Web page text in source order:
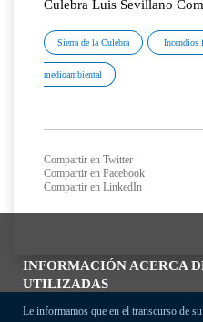
INFORMACIÓN ACERCA
UTILIZADAS
Le informamos que en el transcurso de
Culebra Luis Sevillano
Sierra de la Culebra Incendios
medioambiental
Compartir en Twitter
Compartir en Facebook
Compartir en LinkedIn